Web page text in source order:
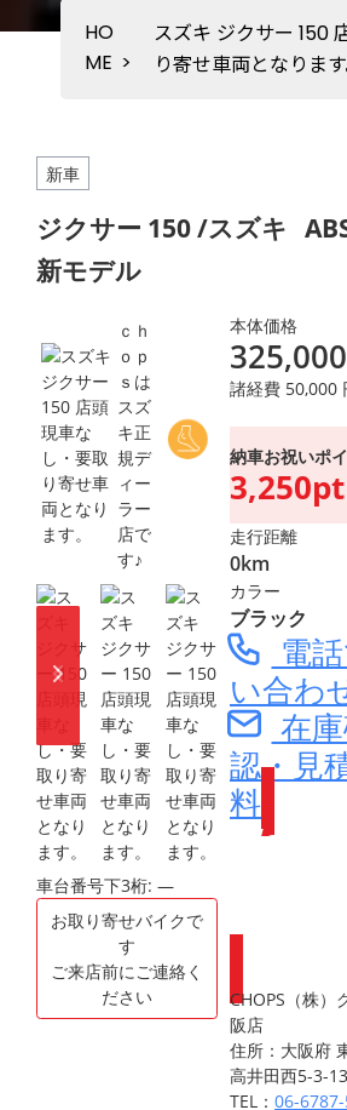
HO
ME >
スズキ ジクサー 150
り寄せ車両となります
新車
ジクサー 150 /スズキ
新モデル
ｃｈ
ｏｐ
ｓは
スズ
キ正
規デ
ィー
ラー
店で
す♪
車台番号下3桁: ―
お取り寄せバイクで
す
ご来店前にご連絡く
ださい
本体価格
325,000
諸経費 50,000
納車お祝いポ
3,250pt
走行距離
0km
カラー
ブラック
電
い合わ
在
認・見
料
Webike
もらえ
CHOPS（株）
阪店
住所：大阪府
高井田西5-3-13
TEL： 06-